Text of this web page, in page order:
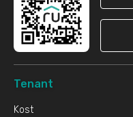
Tenant
Kost